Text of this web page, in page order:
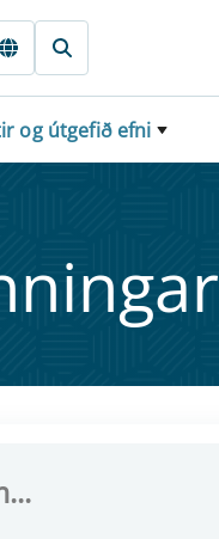
og útgefið efni